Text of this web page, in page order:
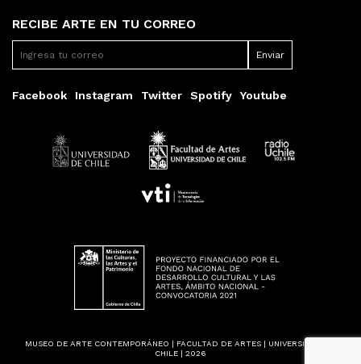
RECIBE ARTE EN TU CORREO
Facebook Instagram Twitter Spotify Youtube
MUSEO DE ARTE CONTEMPORÁNEO | FACULTAD DE ARTES | UNIVERSIDAD DE
CHILE | 2026